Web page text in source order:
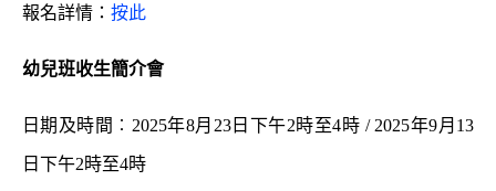
報名詳情： 按此
幼兒班收生簡介會
日期及時間︰2025年8月23日下午2時至4時 / 2025年9月13
日下午2時至4時